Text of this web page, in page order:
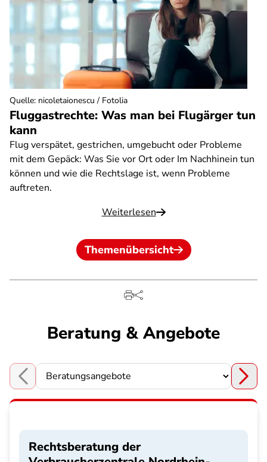
Fluggastrechte: Was man bei Flugärger tun
kann
Flug verspätet, gestrichen, umgebucht oder Probleme
mit dem Gepäck: Was Sie vor Ort oder Im Nachhinein tun
können und wie die Rechtslage ist, wenn Probleme
auftreten.
Weiterlesen
Quelle: nicoletaionescu / Fotolia
Themenübersicht
Beratung & Angebote
Choose a section
Rechtsberatung der